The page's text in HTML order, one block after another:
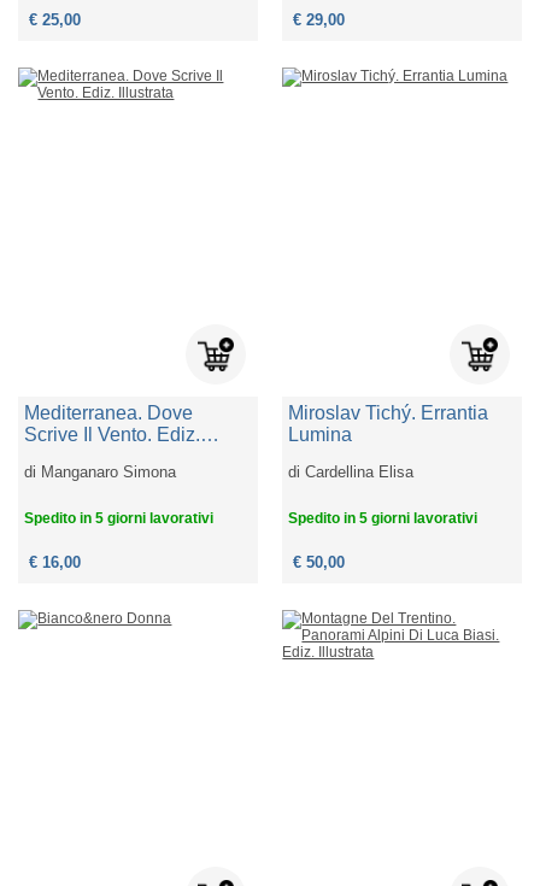
€ 25,00 € 29,00
Mediterranea. Dove
Scrive Il Vento. Ediz.
di Manganaro Simona
Spedito in 5 giorni lavorativi
€ 16,00
Miroslav Tichý. Errantia
Lumina
diCardellina Elisa
Spedito in 5 giorni lavorativi
€ 50,00